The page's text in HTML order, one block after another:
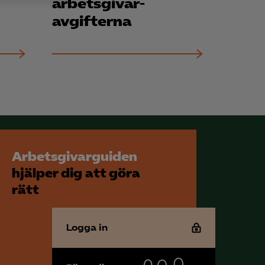
arbetsgivar­
avgifterna
Arbetsgivarguiden
hjälper dig att göra
rätt
Logga in